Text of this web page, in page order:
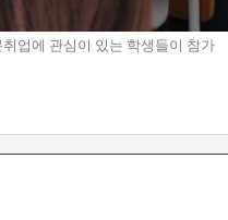
업에 관심이 있는 학생들이 참가